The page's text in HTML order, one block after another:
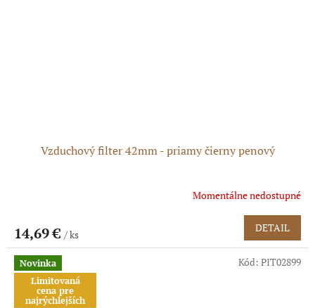
Vzduchový filter 42mm - priamy čierny penový
Momentálne nedostupné
14,69 € / ks
DETAIL
Novinka
Limitovaná
cena pre
najrýchlejších
Kód: PIT02899